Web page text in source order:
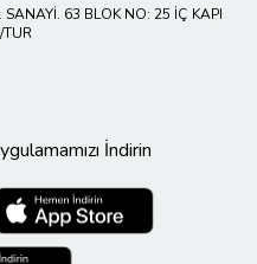
63 BLOK NO: 25 İÇ KAPI
İndirin